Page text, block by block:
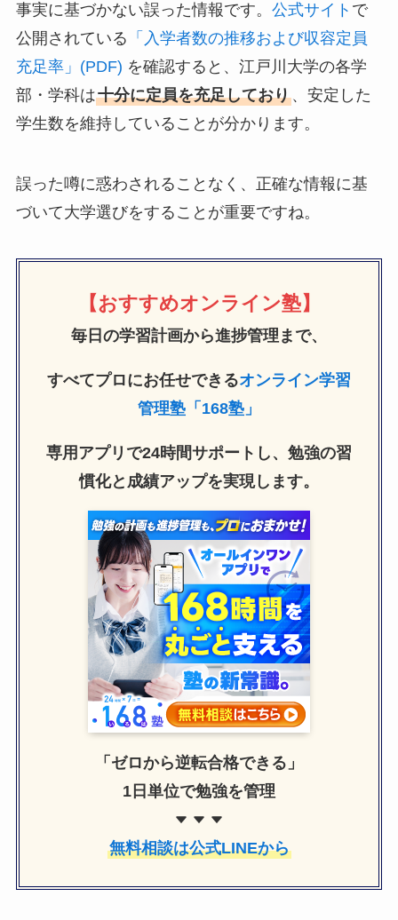
事実に基づかない誤った情報です。 公式サイト で
公開されている 「入学者数の推移および収容定員
充足率」(PDF) を確認すると、江戸川大学の各学
部・学科は十分に定員を充足しており、安定した
学生数を維持していることが分かります。
誤った噂に惑わされることなく、正確な情報に基
づいて大学選びをすることが重要ですね。
【おすすめオンライン塾】
毎日の学習計画から進捗管理まで、
すべてプロにお任せできるオンライン学習
管理塾「168塾」
専用アプリで24時間サポートし、勉強の習
慣化と成績アップを実現します。
「ゼロから逆転合格できる」
1日単位で勉強を管理
無料相談は公式LINEから